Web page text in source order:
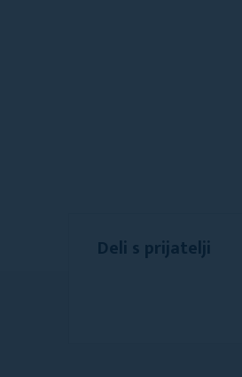
Deli s prijatelji